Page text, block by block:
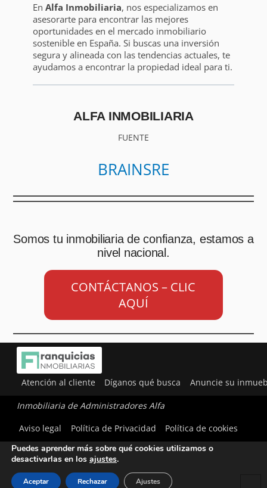
En Alfa Inmobiliaria, nos especializamos en
asesorarte para encontrar las mejores
oportunidades en el mercado inmobiliario
sostenible en España. Si buscas una inversión
segura y alineada con las tendencias actuales, te
ayudamos a encontrar la propiedad ideal para ti.
ALFA INMOBILIARIA
FUENTE
BRAINSRE
Somos tu inmobiliaria de confianza, estamos a
nivel nacional.
CONTÁCTANOS – CLIC
AQUÍ
Atención al cliente Díganos qué busca Anuncie su
Inmobiliaria de Administradores Alfa
Aviso legal
Política de Privacidad Política de cookies
Utilizamos cookies para ofrecerte la mejor experiencia en
Puedes aprender más sobre qué cookies utilizamos o
desactivarlas en los ajustes.
Aceptar Rechazar Ajustes